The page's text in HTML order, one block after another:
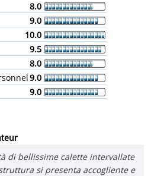
8.0
9.0
10.0
9.5
8.0
9.0
9.0
di bellissime calette intervallate
si presenta accogliente e